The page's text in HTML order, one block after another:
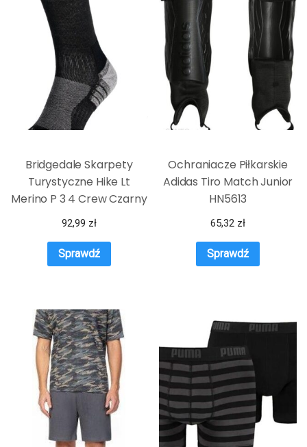
Bridgedale Skarpety
Turystyczne Hike Lt
Merino P 3 4 Crew Czarny
Szary
92,99 zł
Sprawdź
Ochraniacze Piłkarskie
Adidas Tiro Match Junior
HN5613
65,32 zł
Sprawdź